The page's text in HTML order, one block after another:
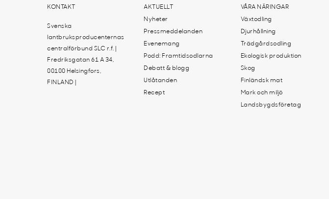
KONTAKT
Svenska
lantbruksproducenternas
centralförbund SLC r.f. |
Fredriksgatan 61 A 34,
00100 Helsingfors,
FINLAND |
AKTUELLT
Nyheter
Pressmeddelanden
Evenemang
Podd: Framtidsodlarna
Debatt & blogg
Utlåtanden
Recept
VÅRA NÄRINGAR
Växtodling
Djurhållning
Trädgårdsodling
Ekologisk produktion
Skog
Finländsk mat
Mark och miljö
Landsbygdsföretag